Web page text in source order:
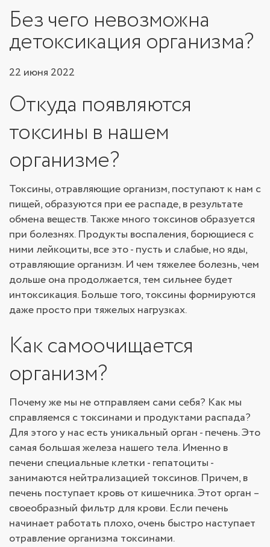
Без чего невозможна
детоксикация организма?
22 июня 2022
Откуда появляются
токсины в нашем
организме?
Токсины, отравляющие организм, поступают к нам с
пищей, образуются при ее распаде, в результате
обмена веществ. Также много токсинов образуется
при болезнях. Продукты воспаления, борющиеся с
ними лейкоциты, все это - пусть и слабые, но яды,
отравляющие организм. И чем тяжелее болезнь, чем
дольше она продолжается, тем сильнее будет
интоксикация. Больше того, токсины формируются
даже просто при тяжелых нагрузках.
Как самоочищается
организм?
Почему же мы не отправляем сами себя? Как мы
справляемся с токсинами и продуктами распада?
Для этого у нас есть уникальный орган - печень. Это
самая большая железа нашего тела. Именно в
печени специальные клетки - гепатоциты -
занимаются нейтрализацией токсинов. Причем, в
печень поступает кровь от кишечника. Этот орган –
своеобразный фильтр для крови. Если печень
начинает работать плохо, очень быстро наступает
отравление организма токсинами.